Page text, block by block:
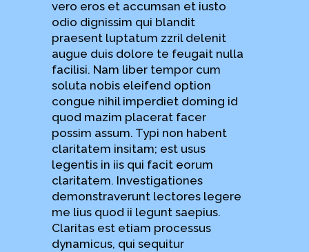
vero eros et accumsan et iusto
odio dignissim qui blandit
praesent luptatum zzril delenit
augue duis dolore te feugait nulla
facilisi. Nam liber tempor cum
soluta nobis eleifend option
congue nihil imperdiet doming id
quod mazim placerat facer
possim assum. Typi non habent
claritatem insitam; est usus
legentis in iis qui facit eorum
claritatem. Investigationes
demonstraverunt lectores legere
me lius quod ii legunt saepius.
Claritas est etiam processus
dynamicus, qui sequitur